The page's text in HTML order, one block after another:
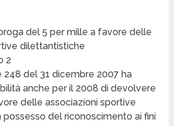
del 5 per mille a favore delle
dilettantistiche
2
248 del 31 dicembre 2007 ha
anche per il 2008 di devolvere
delle associazioni sportive
del riconoscimento ai fini